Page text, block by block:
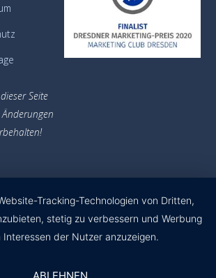
Seite
Änderungen
Tracking-Technologien von Dritten,
stetig zu verbessern und Werbung
der Nutzer anzuzeigen.